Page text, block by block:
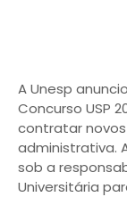
A Unesp
Concurso USP
contratar
administrativa.
sob a
Universitária